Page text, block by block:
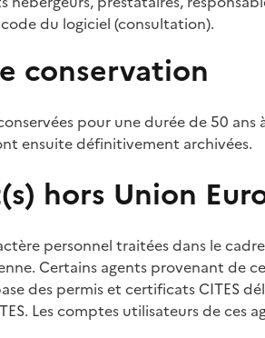
du logiciel (consultation).
conservation
pour une durée de 50
ensuite définitivement archivées.
hors Union
personnel traitées dans le
Certains agents provenant de
des permis et certificats CITES
Les comptes utilisateurs de ces